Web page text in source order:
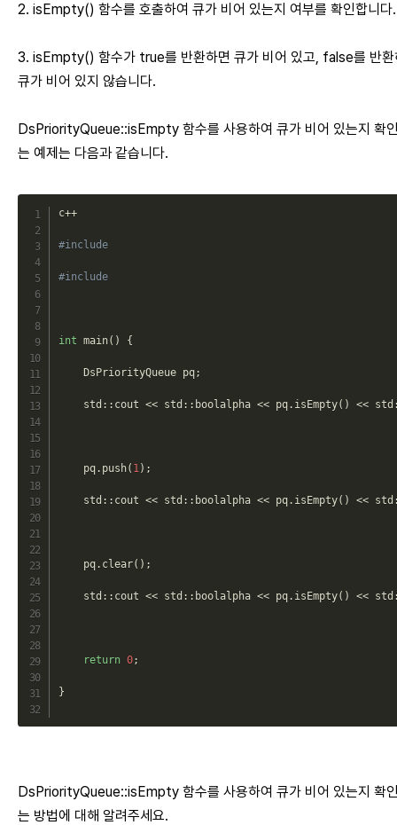
2. isEmpty() 함수를 호출하여 큐가 비어 있는지 여부를 확인합니다.
3. isEmpty() 함수가 true를 반환하면 큐가 비어 있고, false를 반환
큐가 비어 있지 않습니다.
DsPriorityQueue::isEmpty 함수를 사용하여 큐가 비어 있는지 확
는 예제는 다음과 같습니다.
c++
#include
#include
int main( ) {
    DsPriorityQueue pq
;
std :: cout << std :: boolalpha << pq. isEmpty( ) << std
    pq
. push( 1) ;
std :: cout << std :: boolalpha << pq. isEmpty( ) << std
    pq
. clear( ) ;
std :: cout << std :: boolalpha << pq. isEmpty( ) << std
return 0;
}
DsPriorityQueue::isEmpty 함수를 사용하여 큐가 비어 있는지 확
는 방법에 대해 알려주세요.